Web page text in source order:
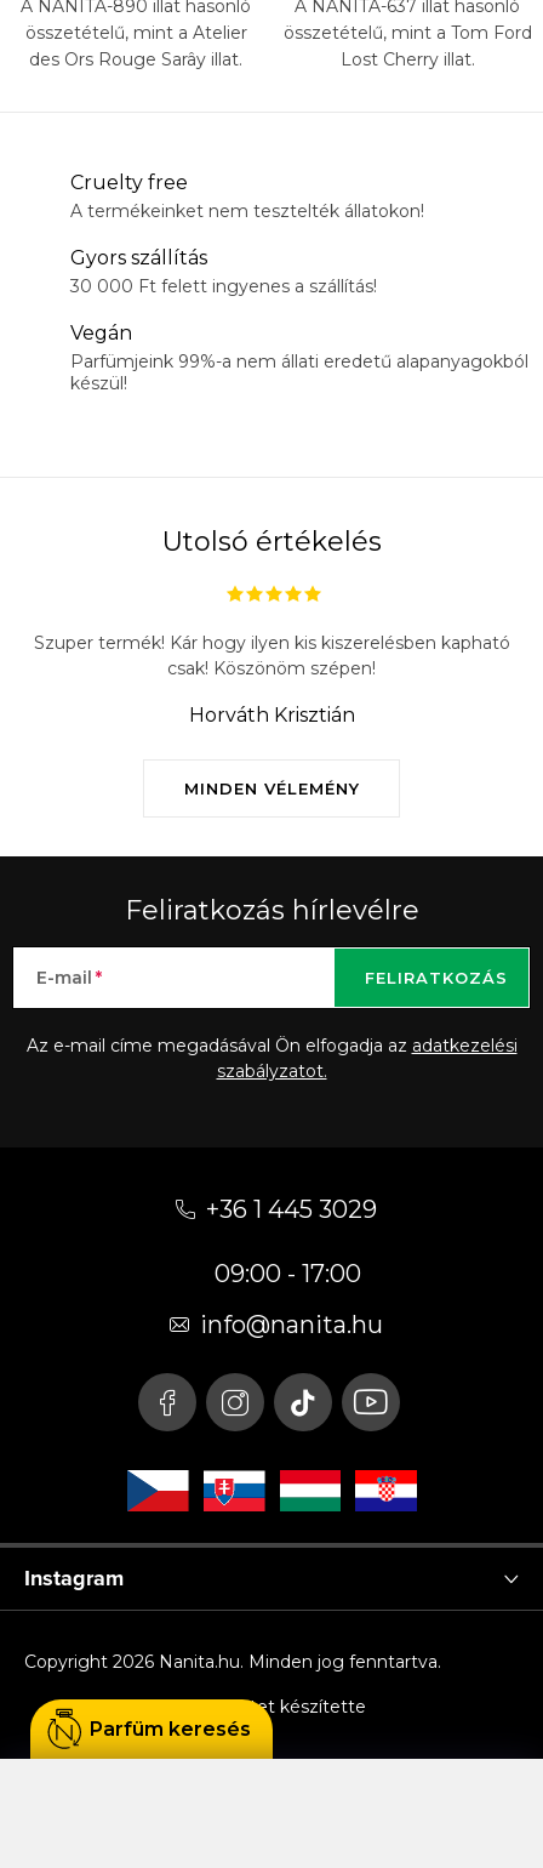
A NANITA-890 illat hasonló
összetételű, mint a Atelier
des Ors Rouge Sarây illat.
A NANITA-637 illat hasonló
összetételű, mint a Tom Ford
Lost Cherry illat.
Cruelty free
A termékeinket nem tesztelték állatokon!
Gyors szállítás
30 000 Ft felett ingyenes a szállítás!
Vegán
Parfümjeink 99%-a nem állati eredetű alapanyagokból
készül!
Utolsó értékelés
MINDEN VÉLEMÉNY
Szuper termék! Kár hogy ilyen kis kiszerelésben kapható
csak! Köszönöm szépen!
Horváth Krisztián
Feliratkozás hírlevélre
E-mail
Az e-mail címe megadásával Ön elfogadja az adatkezelési
szabályzatot.
FELIRATKOZÁS
+36 1 445 3029
09:00 - 17:00
info@nanita.hu
Instagram
Shoptet készítette
Copyright 2026 Nanita.hu. Minden jog fenntartva.
Parfüm keresés